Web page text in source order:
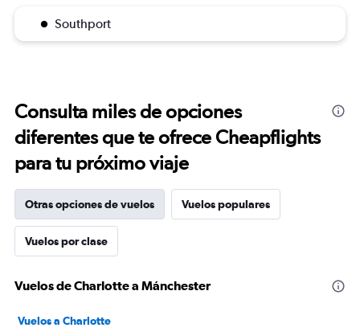
Southport
Consulta miles de opciones
diferentes que te ofrece Cheapflights
para tu próximo viaje
Otras opciones de vuelos Vuelos populares
Vuelos por clase
Vuelos de Charlotte a Mánchester
Vuelos a Charlotte